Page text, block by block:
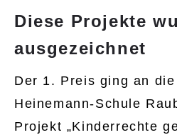
Diese Projekte
ausgezeichnet
Der 1. Preis ging an
Heinemann-Schule
Projekt „Kinderrechte